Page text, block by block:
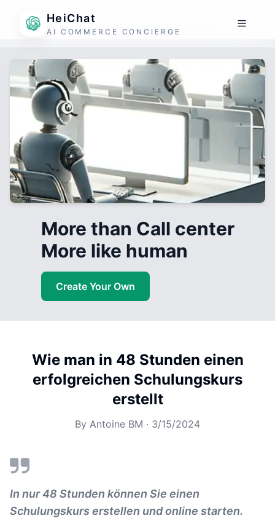
HeiChat
AI COMMERCE CONCIERGE
More than Call center
More like human
Create Your Own
Wie man in 48 Stunden einen
erfolgreichen Schulungskurs
erstellt
By Antoine BM · 3/15/2024
In nur 48 Stunden können Sie einen
Schulungskurs erstellen und online starten.